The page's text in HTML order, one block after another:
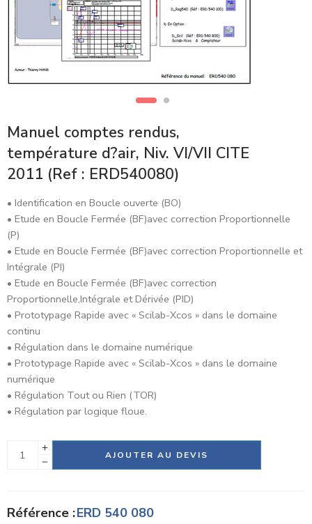
Manuel comptes rendus,
température d?air, Niv. VI/VII CITE
2011 (Ref : ERD540080)
• Identification en Boucle ouverte (BO)
• Etude en Boucle Fermée (BF)avec correction Proportionnelle
(P)
• Etude en Boucle Fermée (BF)avec correction Proportionnelle et
Intégrale (PI)
• Etude en Boucle Fermée (BF)avec correction
Proportionnelle,Intégrale et Dérivée (PID)
• Prototypage Rapide avec « Scilab-Xcos » dans le domaine
continu
• Régulation dans le domaine numérique
• Prototypage Rapide avec « Scilab-Xcos » dans le domaine
numérique
• Régulation Tout ou Rien (TOR)
• Régulation par logique floue.
AJOUTER AU DEVIS
Alternative:
Référence :ERD 540 080